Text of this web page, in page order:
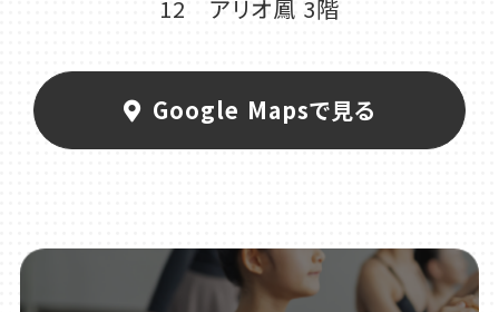
12 アリオ鳳 3階
Google Mapsで見る